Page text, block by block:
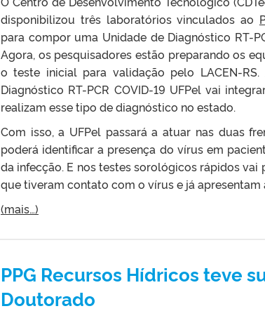
disponibilizou três laboratórios vinculados ao
para compor uma Unidade de Diagnóstico RT-
Agora, os pesquisadores estão preparando os
o teste inicial para validação pelo LACEN-
Diagnóstico RT-PCR COVID-19 UFPel vai
realizam esse tipo de diagnóstico no estado.
Com isso, a UFPel passará a atuar nas duas
poderá identificar a presença do vírus em
da infecção. E nos testes sorológicos rápidos
que tiveram contato com o vírus e já
(mais…)
PPG Recursos Hídricos teve
Doutorado